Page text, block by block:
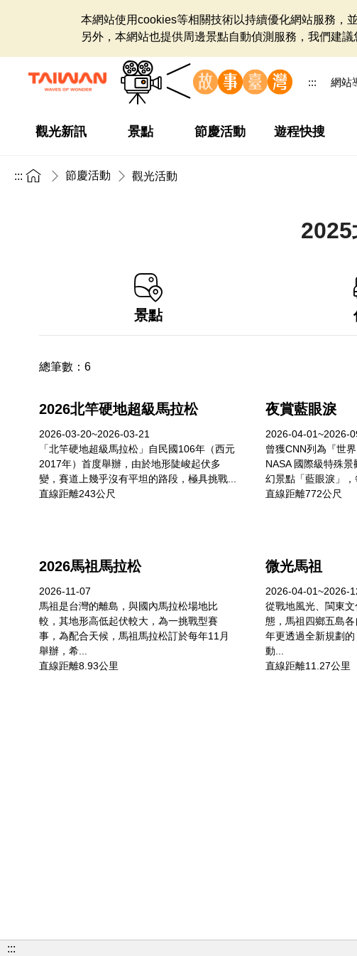
本網站使用cookies等相關技術以持續優化網站服務，
另外，本網站也提供周邊景點自動偵測服務，我們建
::: 網站
觀光新訊 景點 節慶活動 遊程快搜
::: 節慶活動 觀光活動
景點
總筆數： 6
2026北竿硬地超級馬拉松
2026-03-20~2026-03-21
「北竿硬地超級馬拉松」自民國106年（西元
2017年）首度舉辦，由於地形陡峻起伏多
變，賽道上幾乎沒有平坦的路段，極具挑戰...
直線距離243公尺
夜賞藍眼淚
2026-04-01~2026-
曾獲CNN列為『世
NASA 國際級特殊
幻景點「藍眼淚」，
直線距離772公尺
2026馬祖馬拉松
2026-11-07
馬祖是台灣的離島，與國內馬拉松場地比
較，其地形高低起伏較大，為一挑戰型賽
事，為配合天候，馬祖馬拉松訂於每年11月
舉辦，希...
直線距離8.93公里
微光馬祖
2026-04-01~2026-
從戰地風光、閩東
態，馬祖四鄉五島
年更透過全新規劃
動...
直線距離11.27公里
:::